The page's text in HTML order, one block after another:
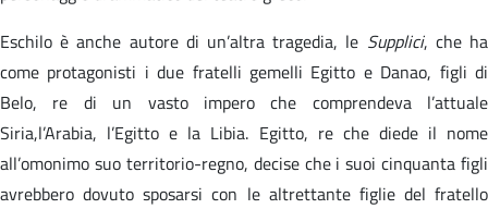
Eschilo è anche autore di un’altra tragedia, le Supplici, che ha
come protagonisti i due fratelli gemelli Egitto e Danao, figli di
Belo, re di un vasto impero che comprendeva l’attuale
Siria,l’Arabia, l’Egitto e la Libia. Egitto, re che diede il nome
all’omonimo suo territorio-regno, decise che i suoi cinquanta figli
avrebbero dovuto sposarsi con le altrettante figlie del fratello